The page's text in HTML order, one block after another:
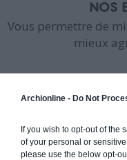
Archionline - Do Not
If you wish to opt-out of the
of your personal or
please use the below opt-
NOS
Vous permettre de
mieux
PRÊT À